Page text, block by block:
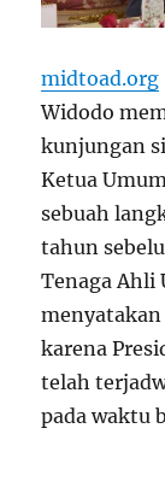
midtoad.org
Widodo
kunjungan
Ketua
sebuah
tahun
Tenaga Ahli
karena
telah
pada waktu